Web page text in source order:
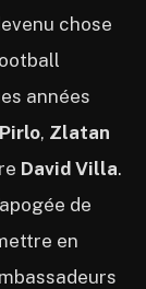
chose
années
, Zlatan
David Villa.
de
en